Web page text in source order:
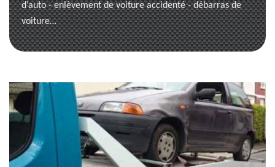
d’auto - enlèvement de voiture accidenté - débarras de
voiture…